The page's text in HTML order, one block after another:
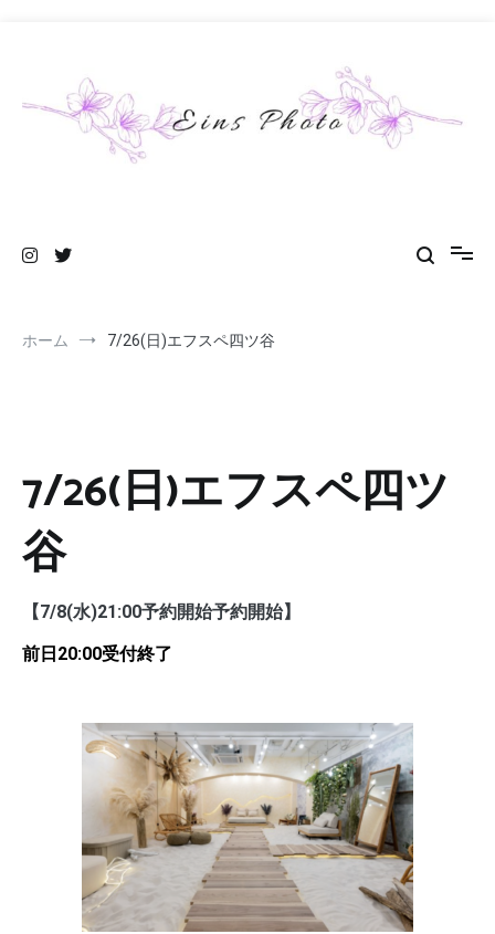
ホーム 7/26(日)エフスペ四ツ谷
7/26(日)エフスペ四ツ
谷
【7/8(水)21:00予約開始予約開始】
前日20:00受付終了